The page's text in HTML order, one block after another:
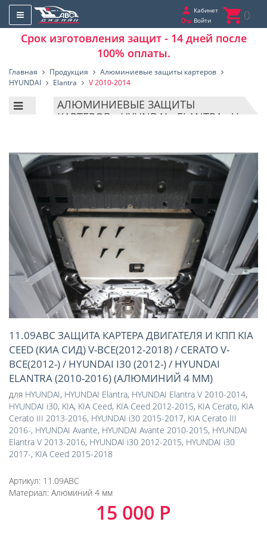
Кабинет
Войти
0
Срок изготовления защит - 14 дней после
100% оплаты.
Главная Продукция
Алюминиевые защиты картеров
HYUNDAI
Elantra V 2010-2014
АЛЮМИНИЕВЫЕ ЗАЩИТЫ
КАРТЕРОВ - HYUNDAI - ELANTRA - V
11.09ABC ЗАЩИТА КАРТЕРА ДВИГАТЕЛЯ И КПП KIA
CEED (КИА СИД) V-ВСЕ(2012-2018) / CERATO V-
ВСЕ(2012-) / HYUNDAI I30 (2012-) / HYUNDAI
ELANTRA (2010-2016) (АЛЮМИНИЙ 4 ММ)
для HYUNDAI, HYUNDAI Elantra, HYUNDAI Elantra V 2010-2014,
HYUNDAI i30, KIA, KIA Ceed, KIA Ceed 2012-2015, KIA Cerato, KIA
Cerato III 2013-2016, HYUNDAI i30 2015-2017, KIA Cerato III
2016-, HYUNDAI Avante, HYUNDAI Avante 2010-2015, HYUNDAI
Elantra V 2013-2016, HYUNDAI i30 2012-2015, HYUNDAI i30
2017-, KIA Ceed 2015-2018
Артикул: 11.09ABC
Материал: Алюминий 4 мм
15 000 Р